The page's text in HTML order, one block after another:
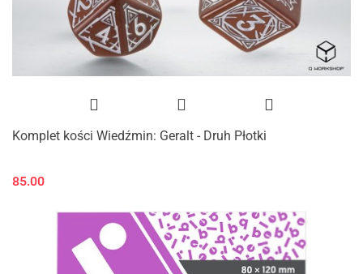
Komplet kości Wiedźmin: Geralt - Druh Płotki
85.00